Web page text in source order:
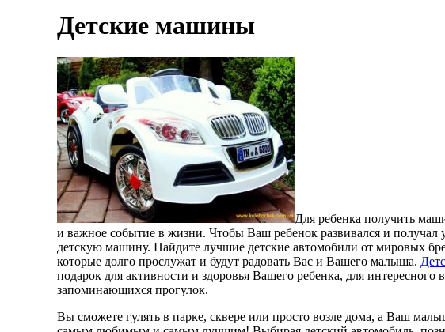
Детские машины
Для ребенка получить
и важное событие в жизни. Чтобы Ваш ребенок развивался и получал
детскую машину. Найдите лучшие детские автомобили от мировых
которые долго прослужат и будут радовать Вас и Вашего малыша.
подарок для активности и здоровья Вашего ребенка, для
запоминающихся прогулок.
Вы сможете гулять в парке, сквере или просто возле дома, а Ваш